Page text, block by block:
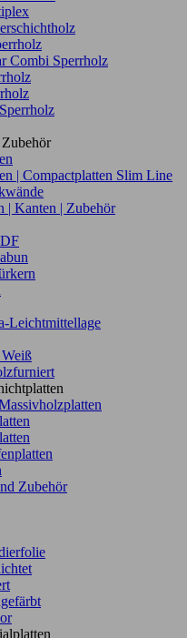
Combi Sperrholz
| Compactplatten Slim Line
| Kanten | Zubehör
Leichtmittellage
Zubehör